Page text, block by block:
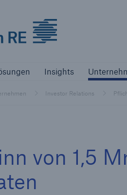
Insights
Investor Relations
von 1,5
Sie Ihre Risiken mit unseren
für Versicherer